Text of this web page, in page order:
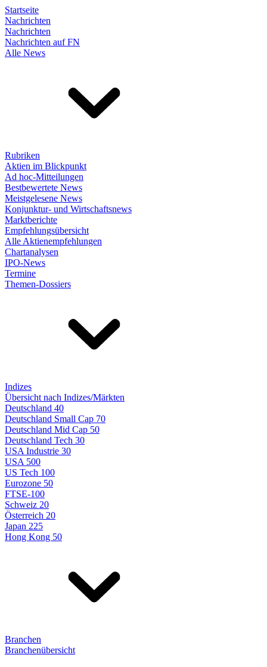
Startseite
Nachrichten
Nachrichten
Nachrichten auf FN
Alle News
Rubriken
Aktien im Blickpunkt
Ad hoc-Mitteilungen
Bestbewertete News
Meistgelesene News
Konjunktur- und Wirtschaftsnews
Marktberichte
Empfehlungsübersicht
Alle Aktienempfehlungen
Chartanalysen
IPO-News
Termine
Themen-Dossiers
Indizes
Übersicht nach Indizes/Märkten
Deutschland 40
Deutschland Small Cap 70
Deutschland Mid Cap 50
Deutschland Tech 30
USA Industrie 30
USA 500
US Tech 100
Eurozone 50
FTSE-100
Schweiz 20
Österreich 20
Japan 225
Hong Kong 50
Branchen
Branchenübersicht